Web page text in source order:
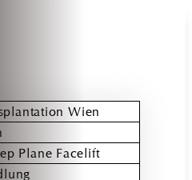
Wien
Plane Facelift